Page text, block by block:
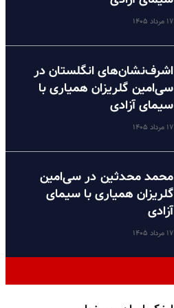
۱۷ مرداد ۱۴۰۵
اشرف‌نشان‌های انگلستان در
سی‌امین گلریزان همیاری با
سیمای آزادی
۱۷ مرداد ۱۴۰۵
محمد محدثین در سی‌امین
گلریزان همیاری با سیمای
آزادی
۱۷ مرداد ۱۴۰۵